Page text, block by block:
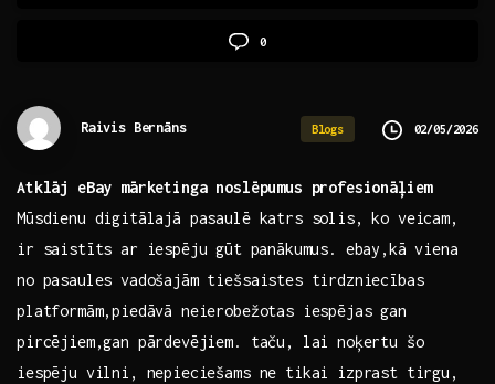
0
Raivis Bernāns Blogs 02/05/2026
Atklāj eBay‍ mārketinga noslēpumus profesionāļiem
Mūsdienu digitālajā pasaulē katrs solis, ko veicam,
ir saistīts ar iespēju⁢ gūt panākumus. ebay,kā viena
no pasaules vadošajām tiešsaistes tirdzniecības
platformām,piedāvā neierobežotas iespējas gan
pircējiem,gan pārdevējiem. taču, lai noķertu ‌šo
iespēju vilni, nepieciešams ne tikai izprast tirgu,⁤